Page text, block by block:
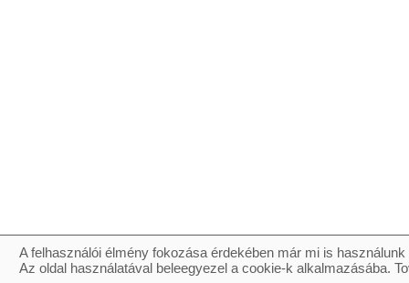
A felhasználói élmény fokozása érdekében már mi is
Az oldal használatával beleegyezel a cookie-k alkalmazásába.